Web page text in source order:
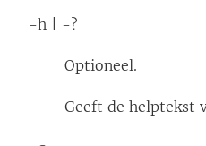
-h | -?
Optioneel.
Geeft de helptekst